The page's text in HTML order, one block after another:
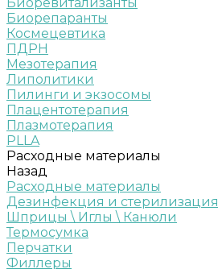
Биорепаранты
Космецевтика
ПДРН
Мезотерапия
Липолитики
Пилинги и экзосомы
Плацентотерапия
Плазмотерапия
PLLA
Расходные материалы
Назад
Расходные материалы
Дезинфекция и стерилизация
Шприцы \ Иглы \ Канюли
Термосумка
Перчатки
Филлеры